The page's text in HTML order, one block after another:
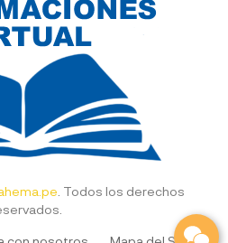
. Todos los derechos